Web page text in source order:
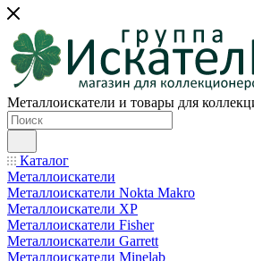
Металлоискатели и товары для
Каталог
Металлоискатели
Металлоискатели Nokta Makro
Металлоискатели XP
Металлоискатели Fisher
Металлоискатели Garrett
Металлоискатели Minelab